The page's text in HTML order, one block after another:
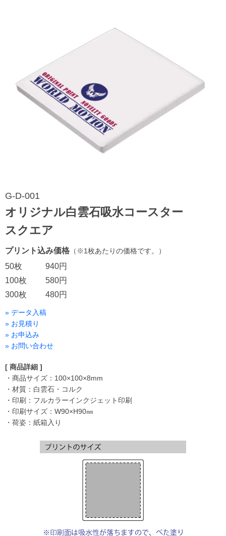
G-D-001
オリジナル白雲石吸水コースター
スクエア
プリント込み価格 （※1枚あたりの価格です。）
50枚
100枚
300枚
940円
580円
480円
» データ入稿
» お見積り
» お申込み
» お問い合わせ
[ 商品詳細 ]
・商品サイズ：100×100×8mm
・材質：白雲石・コルク
・印刷：フルカラーインクジェット印刷
・印刷サイズ：W90×H90㎜
・荷姿：紙箱入り